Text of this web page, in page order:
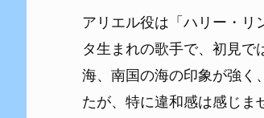
アリエル役は「ハリー・リ
タ生まれの歌手で、初見で
海、南国の海の印象が強く
たが、特に違和感は感じま